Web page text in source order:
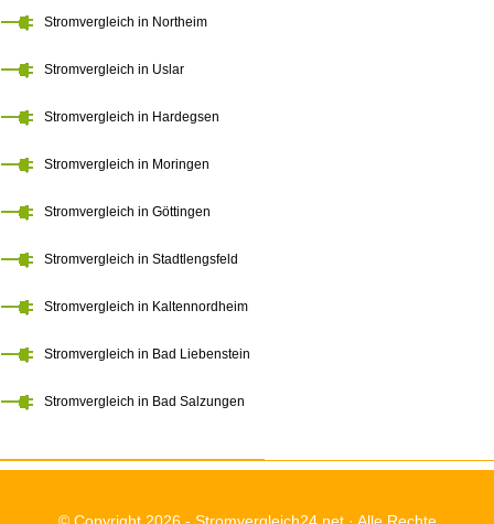
Stromvergleich in Northeim
Stromvergleich in Uslar
Stromvergleich in Hardegsen
Stromvergleich in Moringen
Stromvergleich in Göttingen
Stromvergleich in Stadtlengsfeld
Stromvergleich in Kaltennordheim
Stromvergleich in Bad Liebenstein
Stromvergleich in Bad Salzungen